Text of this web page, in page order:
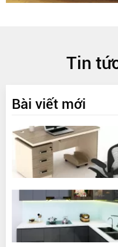
Tin
Bài viết mới